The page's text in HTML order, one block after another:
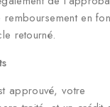
en
retourné.
approuvé, votre